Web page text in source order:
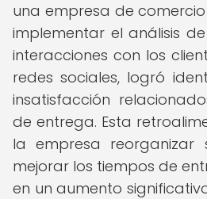
una empresa de
implementar el análisis
interacciones con los
redes sociales, logró
insatisfacción
de entrega. Esta
la empresa
mejorar los tiempos de
en un aumento